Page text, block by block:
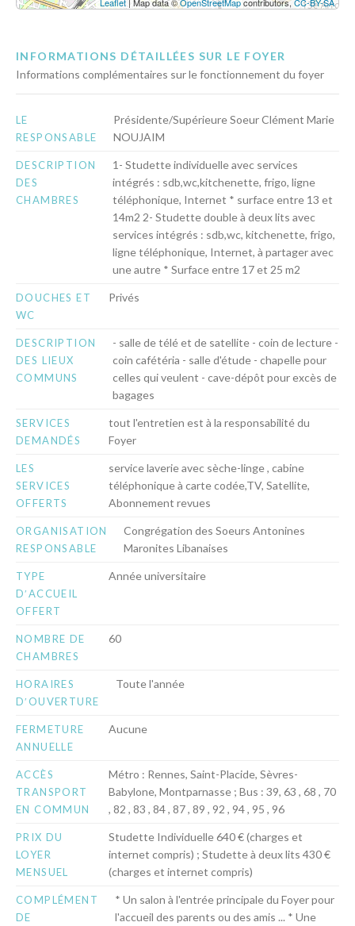
INFORMATIONS DÉTAILLÉES SUR LE FOYER
Informations complémentaires sur le fonctionnement du foyer
LE
RESPONSABLE
Présidente/Supérieure Soeur Clément Marie
NOUJAIM
DESCRIPTION
DES
CHAMBRES
1- Studette individuelle avec services
intégrés : sdb,wc,kitchenette, frigo, ligne
téléphonique, Internet * surface entre 13 et
14m2 2- Studette double à deux lits avec
services intégrés : sdb,wc, kitchenette, frigo,
ligne téléphonique, Internet, à partager avec
une autre * Surface entre 17 et 25 m2
DOUCHES ET
WC
Privés
DESCRIPTION
DES LIEUX
COMMUNS
- salle de télé et de satellite - coin de lecture -
coin cafétéria - salle d'étude - chapelle pour
celles qui veulent - cave-dépôt pour excès de
bagages
SERVICES
DEMANDÉS
tout l'entretien est à la responsabilité du
Foyer
LES
SERVICES
OFFERTS
service laverie avec sèche-linge , cabine
téléphonique à carte codée,TV, Satellite,
Abonnement revues
ORGANISATION
RESPONSABLE
Congrégation des Soeurs Antonines
Maronites Libanaises
TYPE
DʹACCUEIL
OFFERT
Année universitaire
NOMBRE DE
CHAMBRES
60
HORAIRES
DʹOUVERTURE
Toute l'année
FERMETURE
ANNUELLE
Aucune
ACCÈS
TRANSPORT
EN COMMUN
Métro : Rennes, Saint-Placide, Sèvres-
Babylone, Montparnasse ; Bus : 39, 63 , 68 , 70
, 82 , 83 , 84 , 87 , 89 , 92 , 94 , 95 , 96
PRIX DU
LOYER
MENSUEL
Studette Individuelle 640 € (charges et
internet compris) ; Studette à deux lits 430 €
(charges et internet compris)
COMPLÉMENT
DE
* Un salon à l'entrée principale du Foyer pour
l'accueil des parents ou des amis ... * Une